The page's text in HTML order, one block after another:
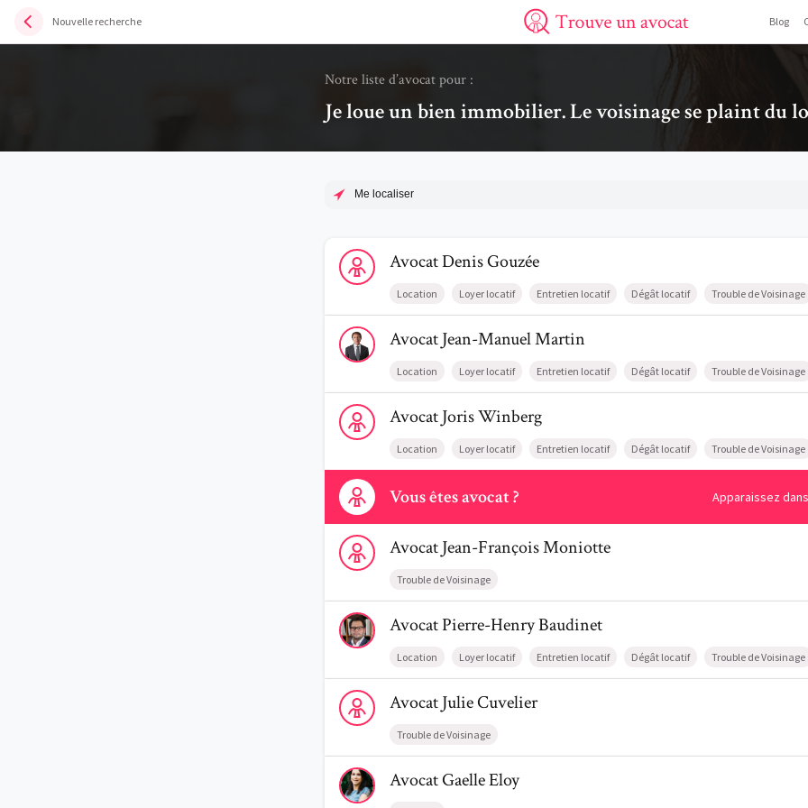
Nouvelle recherche
Trouve un avocat
Blog
Notre liste d’avocat pour :
Je loue un bien immobilier. Le voisinage se plaint du
Me localiser
Voir le profil de AvocatDenis Gouzée
AvocatDenisGouzée
Location Loyer locatif Entretien locatif Dégât locatif Trouble de Voisinage
Voir le profil de AvocatJean-Manuel Martin
AvocatJean-ManuelMartin
Location Loyer locatif Entretien locatif Dégât locatif Trouble de Voisinage
Voir le profil de AvocatJoris Winberg
AvocatJorisWinberg
Location Loyer locatif Entretien locatif Dégât locatif Trouble de Voisinage
Vous êtes avocat ? Apparaissez
Contactez-nous
Voir le profil de AvocatJean-François Moniotte
AvocatJean-FrançoisMoniotte
Trouble de Voisinage
Voir le profil de AvocatPierre-Henry Baudinet
AvocatPierre-HenryBaudinet
Location Loyer locatif Entretien locatif Dégât locatif Trouble de Voisinage
Voir le profil de AvocatJulie Cuvelier
AvocatJulieCuvelier
Trouble de Voisinage
Voir le profil de AvocatGaelle Eloy
AvocatGaelleEloy